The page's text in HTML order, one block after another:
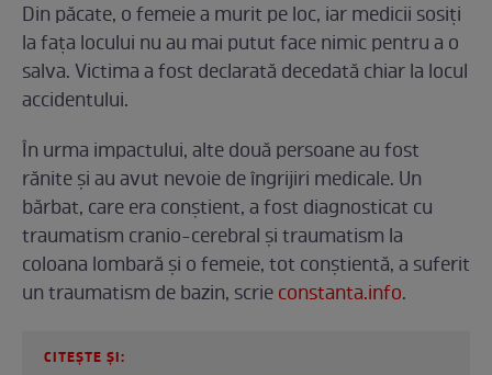
Din păcate, o femeie a murit pe loc, iar medicii sosiți
la fața locului nu au mai putut face nimic pentru a o
salva. Victima a fost declarată decedată chiar la locul
accidentului.
În urma impactului, alte două persoane au fost
rănite și au avut nevoie de îngrijiri medicale. Un
bărbat, care era conștient, a fost diagnosticat cu
traumatism cranio-cerebral și traumatism la
coloana lombară și o femeie, tot conștientă, a suferit
un traumatism de bazin, scrieconstanta.info.
CITEȘTE ȘI: